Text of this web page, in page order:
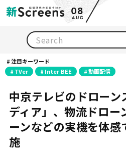
08
AUG
注目キーワード
TVer
Inter BEE 動画配信
中京テレビのドローン
ディア」、物流ドロー
ーンなどの実機を体
施